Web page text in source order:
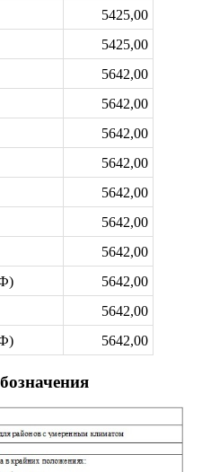
5425,00
5425,00
5642,00
5642,00
5642,00
5642,00
5642,00
5642,00
5642,00
5642,00
5642,00
5642,00